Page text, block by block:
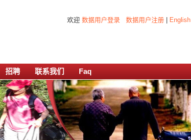
欢迎 数据用户登录 数据用户注册| English
招聘 联系我们 Faq